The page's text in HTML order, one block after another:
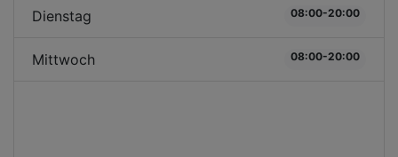
Dienstag 08:00-20:00
Mittwoch 08:00-20:00